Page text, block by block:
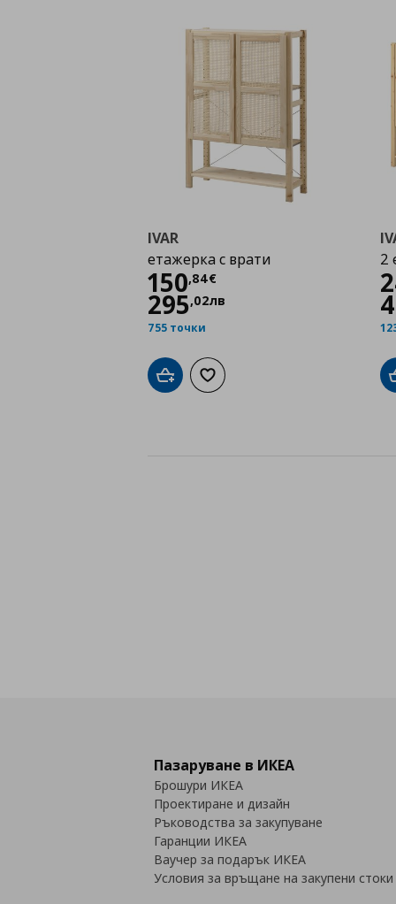
IVAR
етажерка с врати
150,84€
Цена
295,02лв
755 точки
Добави в кошницата
Добави към списъка с любими
2
Пазаруване в ИКЕА
Брошури ИКЕА
Проектиране и дизайн
Ръководства за закупуване
Гаранции ИКЕА
Ваучер за подарък ИКЕА
Условия за връщане на закупени стоки